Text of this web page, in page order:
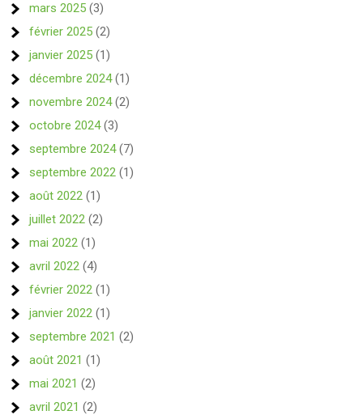
mars 2025 (3)
février 2025 (2)
janvier 2025 (1)
décembre 2024(1)
novembre 2024(2)
octobre 2024(3)
septembre 2024(7)
septembre 2022 (1)
août 2022 (1)
juillet 2022 (2)
mai 2022 (1)
avril 2022 (4)
février 2022 (1)
janvier 2022 (1)
septembre 2021 (2)
août 2021 (1)
mai 2021 (2)
avril 2021 (2)